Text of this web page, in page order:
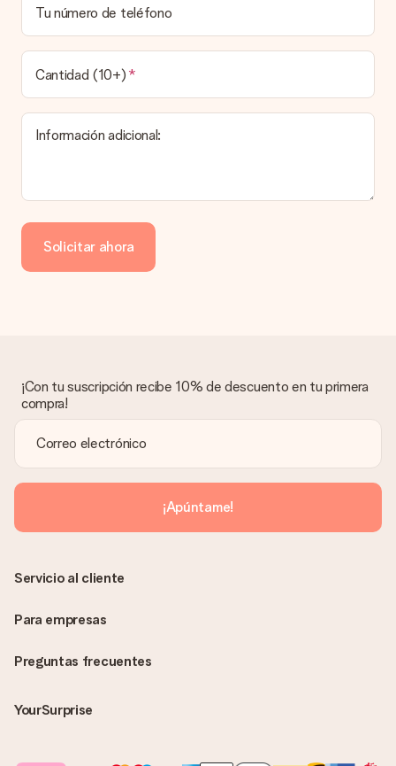
transportes la encargada de entregar el regalo.
¿Cuál es el tiempo de entrega y cuándo recibo mi
obsequio?
El tiempo de entrega se puede encontrar en la página del
producto del regalo.
¿Cómo puedo pagar mi pedido?
de crédito o transferencia bancaria. En caso de elegir
transferencia bancaria, ten en cuenta 3 días adicionales para la
entrega de tu regalo.
asunto contigo. Ponte en contacto con nuestro equipo de
atención al cliente por teléfono, correo electrónico o chat y
buscaremos una solución adecuada para ti.
¿Se envía la factura junto con el pedido?
La factura y cualquier otra información relativa a tu regalo se
enviará únicamente por correo electrónico. El regalo se enviará
sin ninguna información adicional Así, evitaremos que la
persona que recibe el regalo la vea. ¡No le enviaremos nada
más que su increíble regalo! ¿Quieres que sepa quién se lo
Tu número de teléfono
Cantidad (10+)
Información adicional:
Solicitar ahora
¡Con tu suscripción recibe 10% de descuento en tu primera
compra!
¡Apúntame!
Preguntas frecuentes
YourSurprise
Servicio al cliente
Para empresas